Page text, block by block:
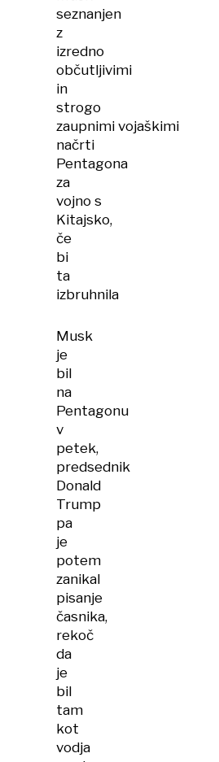
seznanjen
z
izredno
občutljivimi
in
strogo
zaupnimi vojaškimi
načrti
Pentagona
za
vojno s
Kitajsko,
če
bi
ta
izbruhnila
Musk
je
bil
na
Pentagonu
v
petek,
predsednik
Donald
Trump
pa
je
potem
zanikal
pisanje
časnika,
rekoč
da
je
bil
tam
kot
vodja